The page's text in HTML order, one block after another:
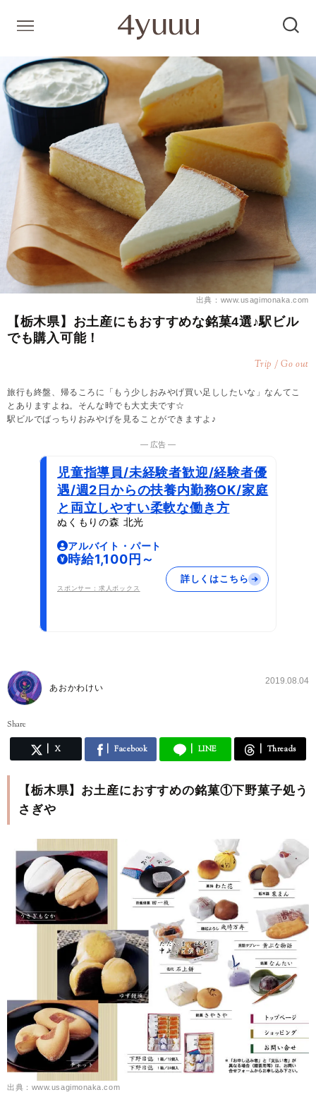
出典：www.usagimonaka.com
【栃木県】お土産にもおすすめな銘菓4選♪駅ビル
でも購入可能！
Trip / Go out
旅行も終盤、帰るころに「もう少しおみやげ買い足ししたいな」なんてこ
とありますよね。そんな時でも大丈夫です☆
駅ビルでばっちりおみやげを見ることができますよ♪
― 広告 ―
児童指導員/未経験者歓迎/経験者優
遇/週2日からの扶養内勤務OK/家庭
と両立しやすい柔軟な働き方
ぬくもりの森 北光
アルバイト・パート
時給1,100円～
スポンサー：求人ボックス
詳しくはこちら
あおかわけい
2019.08.04
Share
X Facebook LINE Threads
【栃木県】お土産におすすめの銘菓①下野菓子処う
さぎや
出典：www.usagimonaka.com